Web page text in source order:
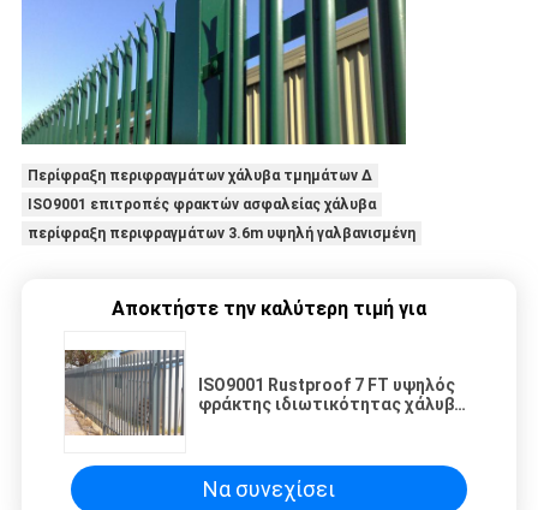
Περίφραξη περιφραγμάτων χάλυβα τμημάτων Δ
ISO9001 επιτροπές φρακτών ασφαλείας χάλυβα
περίφραξη περιφραγμάτων 3.6m υψηλή γαλβανισμένη
Αποκτήστε την καλύτερη τιμή για
ISO9001 Rustproof 7 FT υψηλός
φράκτης ιδιωτικότητας χάλυβα
Να συνεχίσει